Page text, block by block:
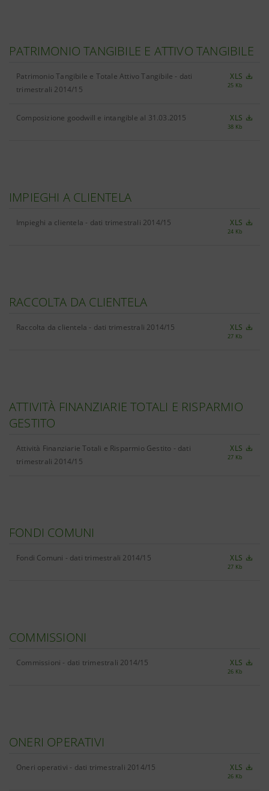
PATRIMONIO TANGIBILE E ATTIVO TANGIBILE
Patrimonio Tangibile e Totale Attivo Tangibile - dati
trimestrali 2014/15
XLS
25 Kb
Composizione goodwill e intangible al 31.03.2015 XLS
38 Kb
IMPIEGHI A CLIENTELA
Impieghi a clientela - dati trimestrali 2014/15 XLS
24 Kb
RACCOLTA DA CLIENTELA
Raccolta da clientela - dati trimestrali 2014/15 XLS
27 Kb
ATTIVITÀ FINANZIARIE TOTALI E RISPARMIO
GESTITO
Attività Finanziarie Totali e Risparmio Gestito - dati
trimestrali 2014/15
XLS
27 Kb
FONDI COMUNI
Fondi Comuni - dati trimestrali 2014/15 XLS
27 Kb
COMMISSIONI
Commissioni - dati trimestrali 2014/15 XLS
26 Kb
ONERI OPERATIVI
Oneri operativi - dati trimestrali 2014/15 XLS
26 Kb